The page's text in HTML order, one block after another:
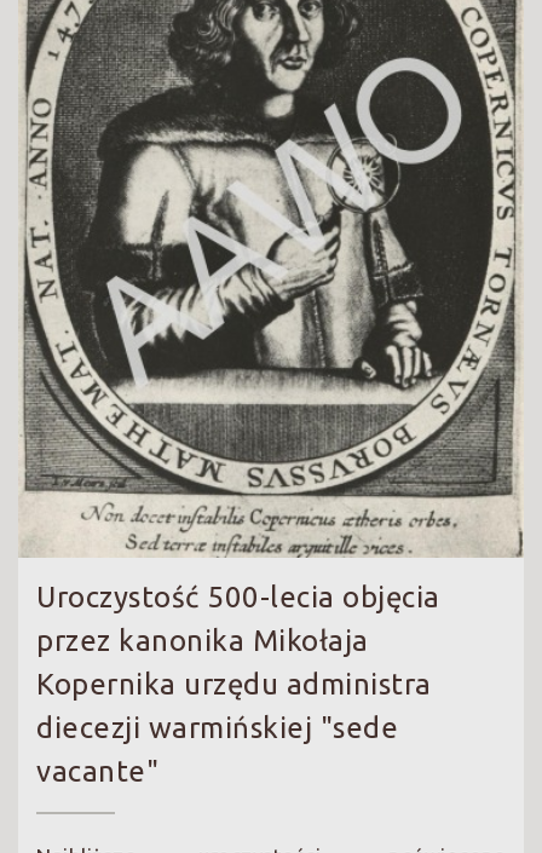
Uroczystość 500-lecia objęcia
przez kanonika Mikołaja
Kopernika urzędu administra
diecezji warmińskiej "sede
vacante"